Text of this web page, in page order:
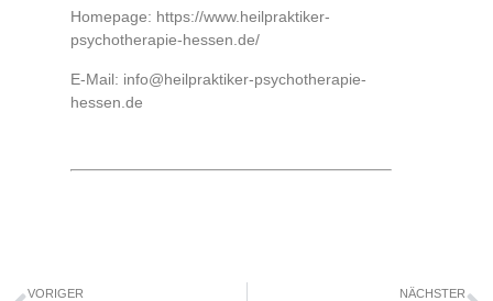
Homepage: https://www.heilpraktiker-
psychotherapie-hessen.de/
E-Mail: info@heilpraktiker-psychotherapie-
hessen.de
VORIGER NÄCHSTER